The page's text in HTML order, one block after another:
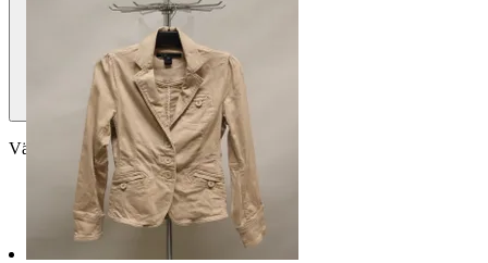
Välj till köparskydd